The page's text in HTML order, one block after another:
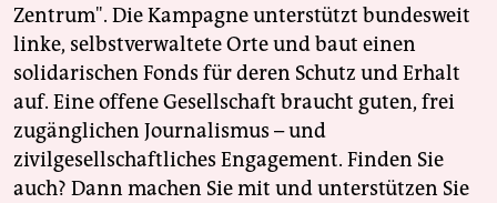
Zentrum". Die Kampagne unterstützt bundesweit
linke, selbstverwaltete Orte und baut einen
solidarischen Fonds für deren Schutz und Erhalt
auf. Eine offene Gesellschaft braucht guten, frei
zugänglichen Journalismus – und
zivilgesellschaftliches Engagement. Finden Sie
auch? Dann machen Sie mit und unterstützen Sie